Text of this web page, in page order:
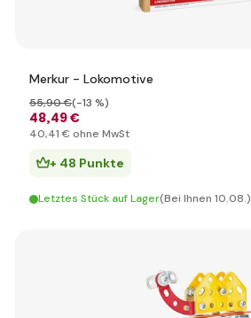
Merkur - Lokomotive
48,49 €
55,90 €(-13 %)
40,41 € ohne MwSt
+ 48 Punkte
Letztes Stück auf Lager(Bei Ihnen 10.08.)